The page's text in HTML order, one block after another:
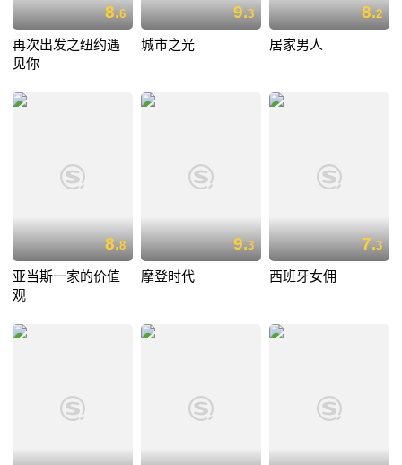
8.6
再次出发之纽约遇
见你
9.3
城市之光
8.2
居家男人
8.8
亚当斯一家的价值
观
9.3
摩登时代
7.3
西班牙女佣